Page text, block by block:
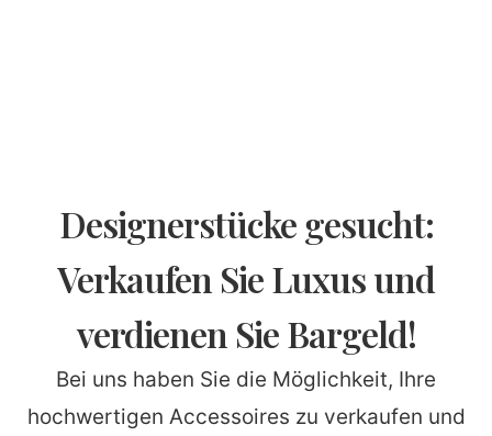
Designerstücke gesucht:
Verkaufen Sie Luxus und
verdienen Sie Bargeld!
Bei uns haben Sie die Möglichkeit, Ihre
hochwertigen Accessoires zu verkaufen und